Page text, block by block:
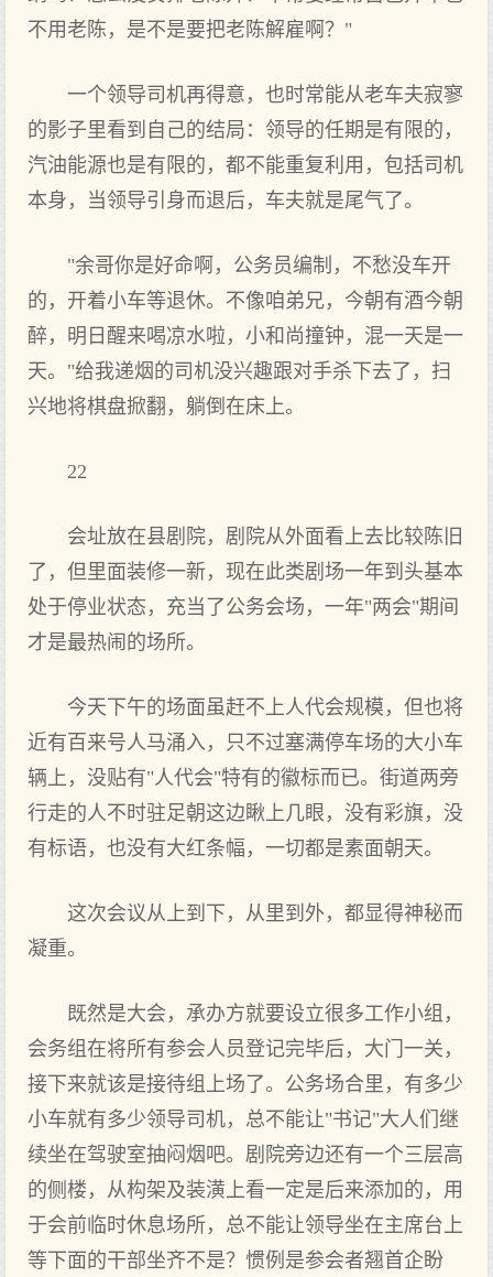
不用老陈，是不是要把老陈解雇啊？"
一个领导司机再得意，也时常能从老车夫寂寥
的影子里看到自己的结局：领导的任期是有限的，
汽油能源也是有限的，都不能重复利用，包括司机
本身，当领导引身而退后，车夫就是尾气了。
"余哥你是好命啊，公务员编制，不愁没车开
的，开着小车等退休。不像咱弟兄，今朝有酒今朝
醉，明日醒来喝凉水啦，小和尚撞钟，混一天是一
天。"给我递烟的司机没兴趣跟对手杀下去了，扫
兴地将棋盘掀翻，躺倒在床上。
22
会址放在县剧院，剧院从外面看上去比较陈旧
了，但里面装修一新，现在此类剧场一年到头基本
处于停业状态，充当了公务会场，一年"两会"期间
才是最热闹的场所。
今天下午的场面虽赶不上人代会规模，但也将
近有百来号人马涌入，只不过塞满停车场的大小车
辆上，没贴有"人代会"特有的徽标而已。街道两旁
行走的人不时驻足朝这边瞅上几眼，没有彩旗，没
有标语，也没有大红条幅，一切都是素面朝天。
这次会议从上到下，从里到外，都显得神秘而
凝重。
既然是大会，承办方就要设立很多工作小组，
会务组在将所有参会人员登记完毕后，大门一关，
接下来就该是接待组上场了。公务场合里，有多少
小车就有多少领导司机，总不能让"书记"大人们继
续坐在驾驶室抽闷烟吧。剧院旁边还有一个三层高
的侧楼，从构架及装潢上看一定是后来添加的，用
于会前临时休息场所，总不能让领导坐在主席台上
等下面的干部坐齐不是？惯例是参会者翘首企盼